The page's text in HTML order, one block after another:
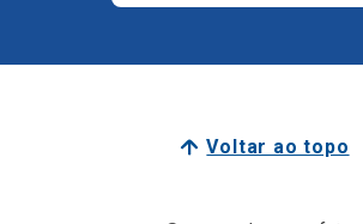
Voltar ao topo